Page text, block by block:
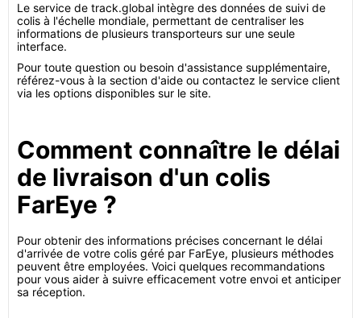
Le service de track.global intègre des données de suivi de
colis à l'échelle mondiale, permettant de centraliser les
informations de plusieurs transporteurs sur une seule
interface.
Pour toute question ou besoin d'assistance supplémentaire,
référez-vous à la section d'aide ou contactez le service client
via les options disponibles sur le site.
Comment connaître le délai
de livraison d'un colis
FarEye ?
Pour obtenir des informations précises concernant le délai
d'arrivée de votre colis géré par FarEye, plusieurs méthodes
peuvent être employées. Voici quelques recommandations
pour vous aider à suivre efficacement votre envoi et anticiper
sa réception.